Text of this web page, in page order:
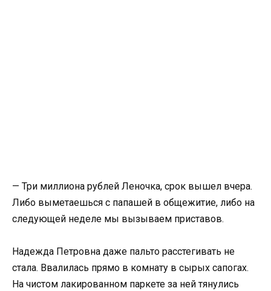
— Три миллиона рублей Леночка, срок вышел вчера.
Либо выметаешься с папашей в общежитие, либо на
следующей неделе мы вызываем приставов.
Надежда Петровна даже пальто расстегивать не
стала. Ввалилась прямо в комнату в сырых сапогах.
На чистом лакированном паркете за ней тянулись